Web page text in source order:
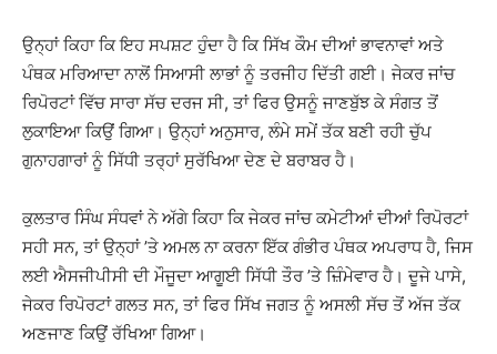
ਉਨ੍ਹਾਂ ਕਿਹਾ ਕਿ ਇਹ ਸਪਸ਼ਟ ਹੁੰਦਾ ਹੈ ਕਿ ਸਿੱਖ ਕੌਮ ਦੀਆਂ ਭਾਵਨਾਵਾਂ ਅਤੇ
ਪੰਥਕ ਮਰਿਆਦਾ ਨਾਲੋਂ ਸਿਆਸੀ ਲਾਭਾਂ ਨੂੰ ਤਰਜੀਹ ਦਿੱਤੀ ਗਈ। ਜੇਕਰ ਜਾਂਚ
ਰਿਪੋਰਟਾਂ ਵਿੱਚ ਸਾਰਾ ਸੱਚ ਦਰਜ ਸੀ, ਤਾਂ ਫਿਰ ਉਸਨੂੰ ਜਾਣਬੁੱਝ ਕੇ ਸੰਗਤ ਤੋਂ
ਲੁਕਾਇਆ ਕਿਉਂ ਗਿਆ। ਉਨ੍ਹਾਂ ਅਨੁਸਾਰ, ਲੰਮੇ ਸਮੇਂ ਤੱਕ ਬਣੀ ਰਹੀ ਚੁੱਪ
ਗੁਨਾਹਗਾਰਾਂ ਨੂੰ ਸਿੱਧੀ ਤਰ੍ਹਾਂ ਸੁਰੱਖਿਆ ਦੇਣ ਦੇ ਬਰਾਬਰ ਹੈ।
ਕੁਲਤਾਰ ਸਿੰਘ ਸੰਧਵਾਂ ਨੇ ਅੱਗੇ ਕਿਹਾ ਕਿ ਜੇਕਰ ਜਾਂਚ ਕਮੇਟੀਆਂ ਦੀਆਂ ਰਿਪੋਰਟਾਂ
ਸਹੀ ਸਨ, ਤਾਂ ਉਨ੍ਹਾਂ ’ਤੇ ਅਮਲ ਨਾ ਕਰਨਾ ਇੱਕ ਗੰਭੀਰ ਪੰਥਕ ਅਪਰਾਧ ਹੈ, ਜਿਸ
ਲਈ ਐਸਜੀਪੀਸੀ ਦੀ ਮੌਜੂਦਾ ਆਗੂਈ ਸਿੱਧੀ ਤੌਰ ’ਤੇ ਜ਼ਿੰਮੇਵਾਰ ਹੈ। ਦੂਜੇ ਪਾਸੇ,
ਜੇਕਰ ਰਿਪੋਰਟਾਂ ਗਲਤ ਸਨ, ਤਾਂ ਫਿਰ ਸਿੱਖ ਜਗਤ ਨੂੰ ਅਸਲੀ ਸੱਚ ਤੋਂ ਅੱਜ ਤੱਕ
ਅਣਜਾਣ ਕਿਉਂ ਰੱਖਿਆ ਗਿਆ।